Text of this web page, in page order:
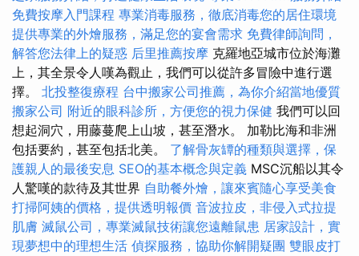
免費按摩入門課程 專業消毒服務，徹底消毒您的居住環境
提供專業的外燴服務，滿足您的宴會需求 免費律師詢問，
解答您法律上的疑惑 后里推薦按摩 克羅地亞城市位於海灘
上，其全景令人嘆為觀止，我們可以從許多冒險中進行選
擇。 北投整復療程 台中搬家公司推薦，為你介紹當地優質
搬家公司 附近的眼科診所，方便您的視力保健 我們可以回
想起洞穴，用藤蔓爬上山坡，甚至潛水。 加勒比海和非洲
包括要約，甚至包括北美。 了解骨灰罈的種類與選擇，保
護親人的最後安息 SEO的基本概念與定義 MSC沉船以其令
人驚嘆的款待及其世界 自助餐外燴，讓來賓隨心享受美食
打掃阿姨的價格，提供透明報價 音波拉皮，非侵入式拉提
肌膚 滅鼠公司，專業滅鼠技術讓您遠離鼠患 居家設計，實
現夢想中的理想生活 偵探服務，協助你解開疑團 雙眼皮打